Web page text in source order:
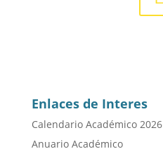
Enlaces de Interes
Calendario Académico 2026
Anuario Académico